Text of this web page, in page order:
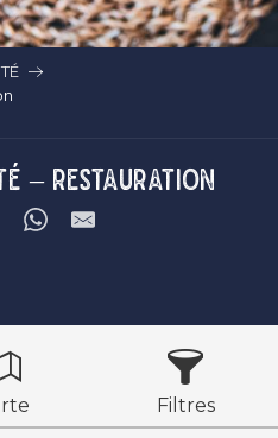
– Restauration
Filtres